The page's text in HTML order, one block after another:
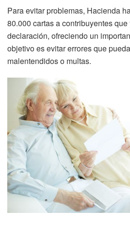
Para evitar problemas, Hacienda
80.000 cartas a contribuyentes
declaración, ofreciendo un
objetivo es evitar errores que
malentendidos o multas.